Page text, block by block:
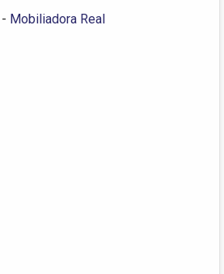
- Mobiliadora Real